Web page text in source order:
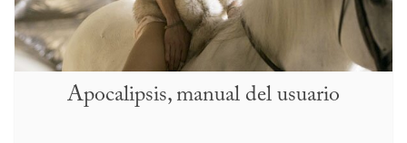
Apocalipsis, manual del usuario